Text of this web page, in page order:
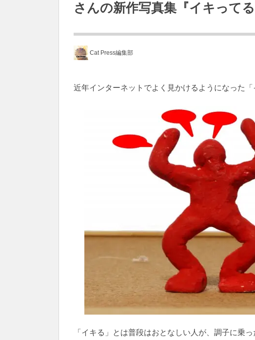
さんの新作写真集​​『イキってる
Cat Press編集部
近年インターネットでよく見かけるようになった「
「イキる」とは普段はおとなしい人が、調子に乗